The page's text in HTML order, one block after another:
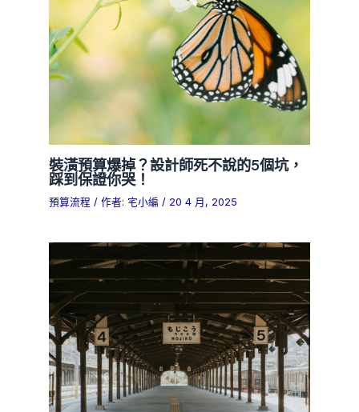
裝潢預算爆掉？設計師死不說的5個坑，
踩到保證你哭！
預算流程 / 作者: 宅小編 / 20 4 月, 2025